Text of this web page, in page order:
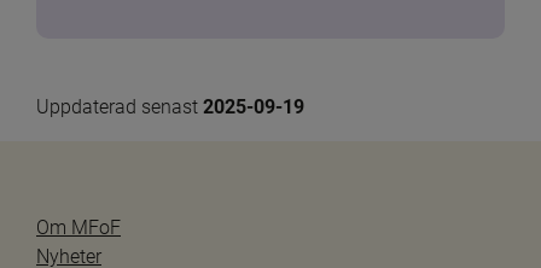
Uppdaterad senast 2025-09-19
Om MFoF
Nyheter